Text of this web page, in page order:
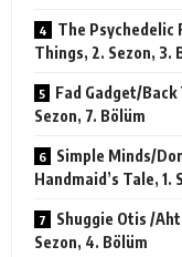
The Psychedelic
Things, 2. Sezon, 3.
Fad Gadget/
Sezon, 7. Bölüm
Simple Minds/
Handmaid’s Tale, 1.
Shuggie Otis /
Sezon, 4. Bölüm